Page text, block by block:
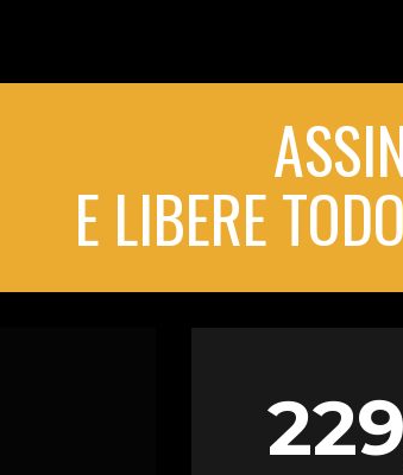
E LIBERE